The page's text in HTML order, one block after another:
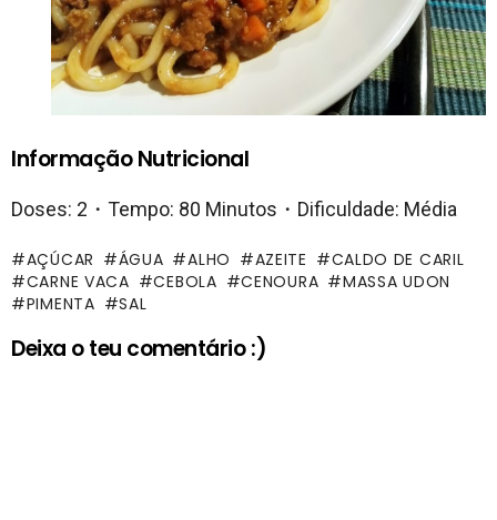
Informação Nutricional
Doses: 2・Tempo: 80 Minutos・Dificuldade: Média
AÇÚCAR ÁGUA ALHO AZEITE
CALDO DE CARIL
CARNE VACA
CEBOLA CENOURA
MASSA UDON
PIMENTA
SAL
Deixa o teu comentário :)